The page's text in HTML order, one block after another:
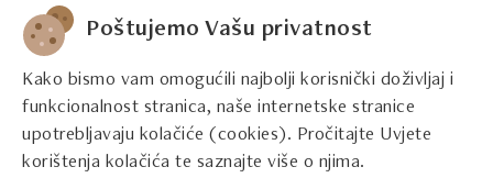
Poštujemo Vašu privatnost
Kako bismo vam omogućili najbolji korisnički doživljaj i
funkcionalnost stranica, naše internetske stranice
upotrebljavaju kolačiće (cookies). Pročitajte Uvjete
korištenja kolačića te saznajte više o njima.
Pravni podaci društva
Kontakt podaci
Pravne informacije